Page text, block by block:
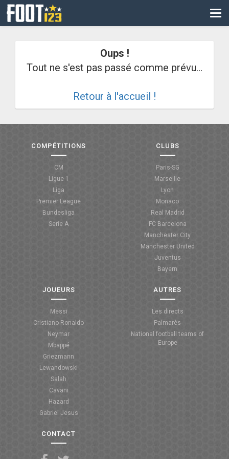
CM
COUPE DE FRANCE
COUPE DE LA LIGUE
Oups !
Tout ne s'est pas passé comme prévu...
Retour à l'accueil !
COMPÉTITIONS
CM
Ligue 1
Liga
Premier League
Bundesliga
Serie A
CLUBS
Paris-SG
Marseille
Lyon
Monaco
Real Madrid
FC Barcelona
Manchester City
Manchester United
Juventus
Bayern
JOUEURS
Messi
Cristiano Ronaldo
Neymar
Mbappé
Griezmann
Lewandowski
Salah
Cavani
Hazard
Gabriel Jesus
AUTRES
Les directs
Palmarès
National football teams of
Europe
CONTACT